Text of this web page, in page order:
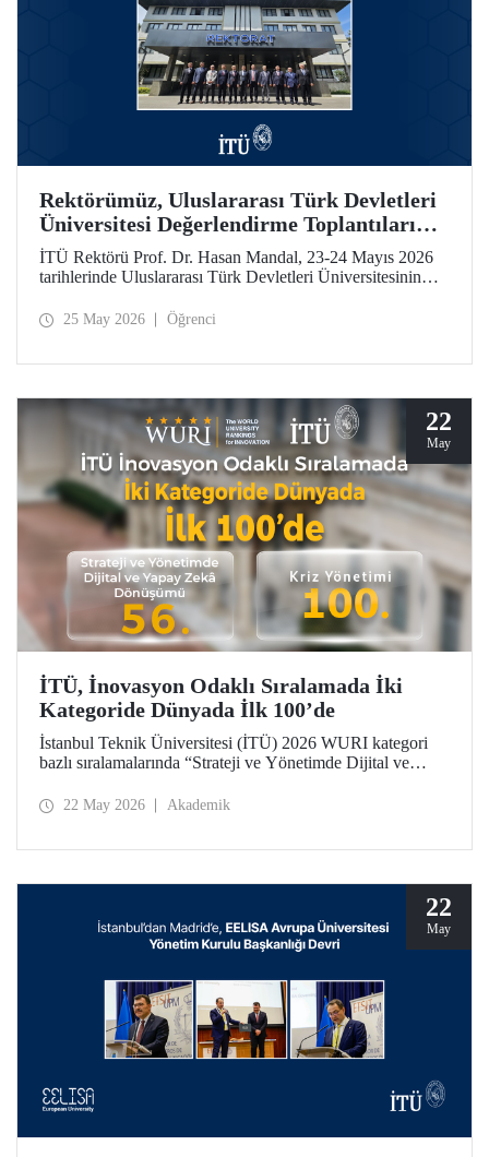
Rektörümüz, Uluslararası Türk Devletleri
Üniversitesi Değerlendirme Toplantıları
İçin Özbekistan’daydı
İTÜ Rektörü Prof. Dr. Hasan Mandal, 23-24 Mayıs 2026
tarihlerinde Uluslararası Türk Devletleri Üniversitesinin
25 May 2026 Öğrenci
22
May
İTÜ, İnovasyon Odaklı Sıralamada İki
Kategoride Dünyada İlk 100’de
İstanbul Teknik Üniversitesi (İTÜ) 2026 WURI kategori
bazlı sıralamalarında “Strateji ve Yönetimde Dijital ve
100’üncü oldu.
22 May 2026 Akademik
22
May